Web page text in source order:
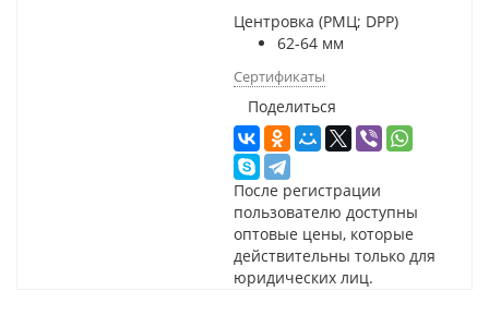
Центровка (РМЦ; DPP)
62-64 мм
Сертификаты
Поделиться
После регистрации
пользователю доступны
оптовые цены, которые
действительны только для
юридических лиц.